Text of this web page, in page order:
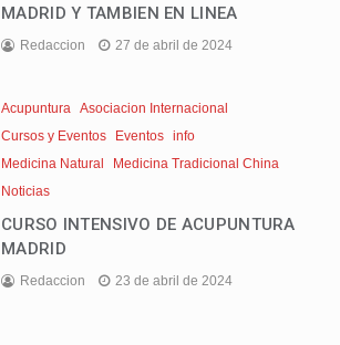
MADRID Y TAMBIEN EN LINEA
Redaccion 27 de abril de 2024
Acupuntura Asociacion Internacional
Cursos y Eventos
Eventos info
Medicina Natural
Medicina Tradicional China
Noticias
CURSO INTENSIVO DE ACUPUNTURA
MADRID
Redaccion 23 de abril de 2024